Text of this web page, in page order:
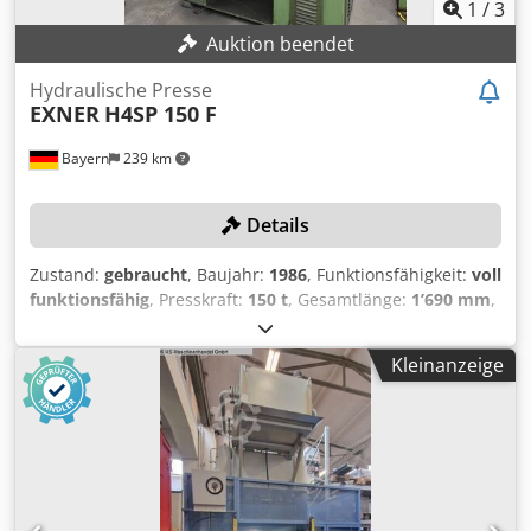
1 /3
Auktion beendet
Bayern 239 km
Hydraulische Presse
EXNER H4SP 150 F
Details
Zustand: gebraucht, Baujahr: 1986, Funktionsfähigkeit: voll
funktionsfähig, Presskraft: 150 t, Gesamtlänge: 1’690 mm,
, Gesamthöhe:
Mindestpreis - garantierter Verkauf zum höchsten Gebot!
TECHNISCHE DETAILS Druck: 150 t Ölmenge: 480 l
Nachlaufweg: 30 mm Sicherheitsabstand: 180 mm
Dkjdpfjzk A Ucsx Alder MASCHINEN DETAILS
Gesamtleistungsbedarf: 18,5 kW Abmessungen & Gewicht
Abmessungen: 1440 x 1690 x 2800 mm Maschinengewicht:
Kleinanzeige